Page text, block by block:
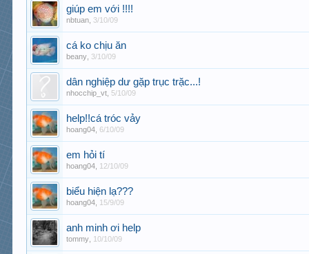
giúp em với !!!!
nbtuan 3/10/09
cá ko chịu ăn
beany 3/10/09
dân nghiệp dư gặp trục trặc...!
nhocchip_vt 5/10/09
help!!cá tróc vảy
hoang04 6/10/09
em hỏi tí
hoang04 12/10/09
biểu hiện lạ???
hoang04 15/9/09
anh minh ơi help
tommy 10/10/09